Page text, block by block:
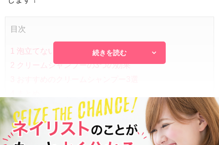
目次
1 泡立てないクリームシャンプーとは？
2 クリームシャンプーの3つの効果
続きを読む